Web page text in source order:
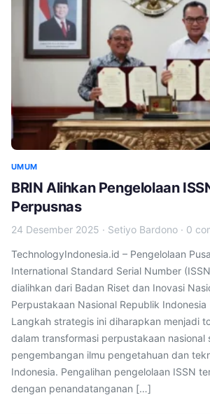
UMUM
BRIN Alihkan Pengelolaan
Perpusnas
24 Desember 2025 · Setiyo Bardono · 0
TechnologyIndonesia.id – Pengelolaan
International Standard Serial Number
dialihkan dari Badan Riset dan Inovasi
Perpustakaan Nasional Republik Indonesia
Langkah strategis ini diharapkan menjadi
dalam transformasi perpustakaan nasional
pengembangan ilmu pengetahuan dan
Indonesia. Pengalihan pengelolaan ISSN
dengan penandatanganan […]